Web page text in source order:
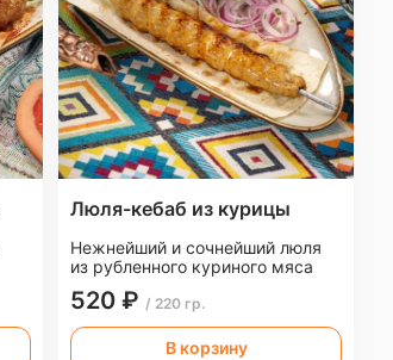
Люля-кебаб из курицы
Нежнейший и сочнейший люля
из рубленного куриного мяса
520 ₽ / 220 гр.
В корзину